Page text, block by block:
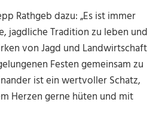
Rathgeb dazu: „Es ist immer
jagdliche Tradition zu leben und
von Jagd und Landwirtschaft
Festen gemeinsam zu
ist ein wertvoller Schatz,
Herzen gerne hüten und mit